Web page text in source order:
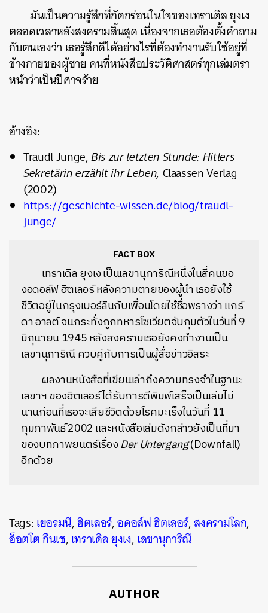
มันเป็นความรู้สึกที่กัดกร่อนในใจของเทราเดิล ยุงเง
ตลอดเวลาหลังสงครามสิ้นสุด เนื่องจากเธอต้องตั้งคำถาม
กับตนเองว่า เธอรู้สึกดีได้อย่างไรที่ต้องทำงานรับใช้อยู่ที่
ข้างกายของผู้ชาย คนที่หนังสือประวัติศาสตร์ทุกเล่มตรา
หน้าว่าเป็นปีศาจร้าย
อ้างอิง:
Traudl Junge,Bis zur letzten Stunde: Hitlers
Sekretärin erzählt ihr Leben, Claassen Verlag
(2002)
https://geschichte-wissen.de/blog/traudl-
junge/
FACT BOX
เทราเดิล ยุงเง เป็นเลขานุการิณีหนึ่งในสี่คนขอ
งอดอล์ฟ ฮิตเลอร์ หลังความตายของผู้นำ เธอยังใช้
ชีวิตอยู่ในกรุงเบอร์ลินกับเพื่อนโดยใช้ชื่อพรางว่า แกร์
ดา อาลต์ จนกระทั่งถูกทหารโซเวียตจับกุมตัวในวันที่ 9
มิถุนายน 1945 หลังสงครามเธอยังคงทำงานเป็น
เลขานุการิณี ควบคู่กับการเป็นผู้สื่อข่าวอิสระ
ผลงานหนังสือที่เขียนเล่าถึงความทรงจำในฐานะ
เลขาฯ ของฮิตเลอร์ได้รับการตีพิมพ์เสร็จเป็นเล่มไม่
นานก่อนที่เธอจะเสียชีวิตด้วยโรคมะเร็งในวันที่ 11
กุมภาพันธ์ 2002 และหนังสือเล่มดังกล่าวยังเป็นที่มา
ของบทภาพยนตร์เรื่องDer Untergang(Downfall)
อีกด้วย
Tags:เยอรมนี,ฮิตเลอร์,อดอล์ฟ ฮิตเลอร์,สงครามโลก,
อ็อตโต กึนเช,เทราเดิล ยุงเง,เลขานุการิณี
AUTHOR